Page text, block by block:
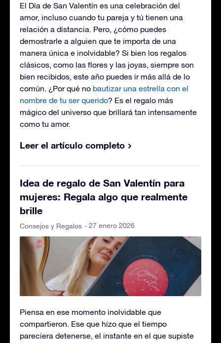
El Día de San Valentín es una celebración del
amor, incluso cuando tu pareja y tú tienen una
relación a distancia. Pero, ¿cómo puedes
demostrarle a alguien que te importa de una
manera única e inolvidable? Si bien los regalos
clásicos, como las flores y las joyas, siempre son
bien recibidos, este año puedes ir más allá de lo
común. ¿Por qué no bautizar una estrella con el
nombre de tu ser querido? Es el regalo más
mágico del universo que brillará tan intensamente
como tu amor.
Leer el artículo completo
Idea de regalo de San Valentín para
mujeres: Regala algo que realmente
brille
Consejos y Regalos - 27 enero 2026
Piensa en ese momento inolvidable que
compartieron. Ese que hizo que el tiempo
pareciera detenerse, el instante en el que supiste